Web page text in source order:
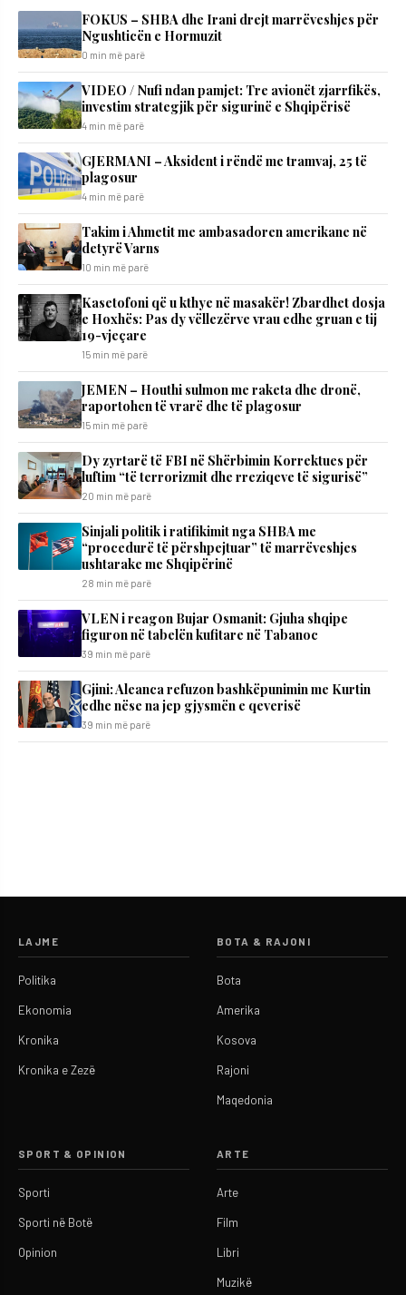
FOKUS – SHBA dhe Irani drejt marrëveshjes për
Ngushticën e Hormuzit
0 min më parë
VIDEO / Nufi ndan pamjet: Tre avionët zjarrfikës,
investim strategjik për sigurinë e Shqipërisë
4 min më parë
GJERMANI – Aksident i rëndë me tramvaj, 25 të
plagosur
4 min më parë
Takim i Ahmetit me ambasadoren amerikane në
detyrë Varns
10 min më parë
Kasetofoni që u kthye në masakër! Zbardhet dosja
e Hoxhës: Pas dy vëllezërve vrau edhe gruan e tij
19-vjeçare
15 min më parë
JEMEN – Houthi sulmon me raketa dhe dronë,
raportohen të vrarë dhe të plagosur
15 min më parë
Dy zyrtarë të FBI në Shërbimin Korrektues për
luftim “të terrorizmit dhe rreziqeve të sigurisë”
20 min më parë
Sinjali politik i ratifikimit nga SHBA me
“procedurë të përshpejtuar” të marrëveshjes
ushtarake me Shqipërinë
28 min më parë
VLEN i reagon Bujar Osmanit: Gjuha shqipe
figuron në tabelën kufitare në Tabanoc
39 min më parë
​Gjini: Aleanca refuzon bashkëpunimin me Kurtin
edhe nëse na jep gjysmën e qeverisë
39 min më parë
LAJME
Politika
Ekonomia
Kronika
Kronika e Zezë
BOTA & RAJONI
Bota
Amerika
Kosova
Rajoni
Maqedonia
SPORT & OPINION
Sporti
Sporti në Botë
Opinion
ARTE
Arte
Film
Libri
Muzikë